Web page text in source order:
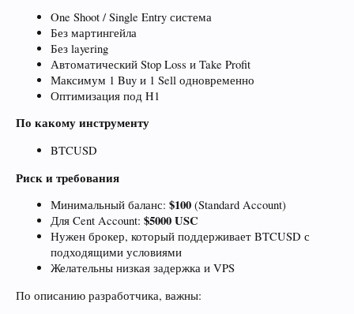
One Shoot / Single Entry система
Без мартингейла
Без layering
Автоматический Stop Loss и Take Profit
Максимум 1 Buy и 1 Sell одновременно
Оптимизация под H1
По какому инструменту
BTCUSD
Риск и требования
Минимальный баланс: $100 (Standard Account)
Для Cent Account: $5000 USC
Нужен брокер, который поддерживает BTCUSD с
подходящими условиями
Желательны низкая задержка и VPS
По описанию разработчика, важны: